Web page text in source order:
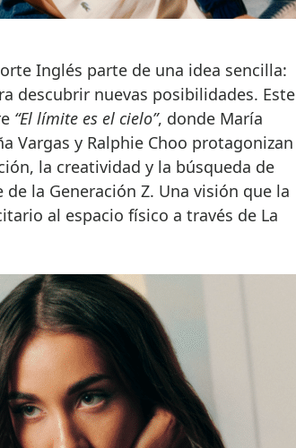
descubrir nuevas posibilidades. Este
“El límite es el cielo”, donde María
Vargas y Ralphie Choo protagonizan
la creatividad y la búsqueda de
la Generación Z. Una visión que la
al espacio físico a través de La